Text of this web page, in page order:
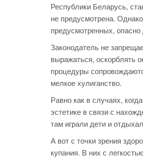
Республики Беларусь,
не предусмотрена.
предусмотренных, опасно
Законодатель не
выражаться, оскорблять
процедуры
мелкое хулиганство.
Равно как в случаях,
эстетике в связи с
там играли дети и
А вот с точки зрения
купания. В них с